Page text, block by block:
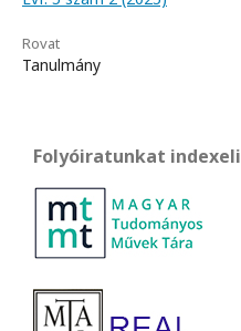
Rovat
Tanulmány
Folyóiratunkat indexeli